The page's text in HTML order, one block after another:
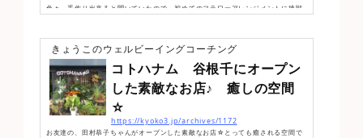
色々、手作り出来ると聞いていたので、初めてのフラワーアレンジメントに挑戦
花の長さを揃えたら、ただひたすら、黙々と差していく！楽しくて、止まりませ
ん（笑）30分ちょっとで完成！ジャーン♪その名も、コトハナムアレンジメント♪
イメージぴったりだわ〜！（笑）我ながら、良く出来ました♪ 大満足☆*:.｡....
きょうこのウェルビーイングコーチング
コトハナム 谷根千にオープン
した素敵なお店♪ 癒しの空間
☆
https://kyoko3.jp/archives/1172
お友達の、田村恭子ちゃんがオープンした素敵なお店☆とっても癒される空間で